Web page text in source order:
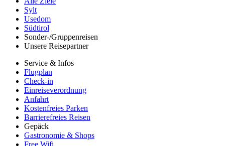
Sylt
Usedom
Südtirol
Sonder-/Gruppenreisen
Unsere Reisepartner
Service & Infos
Flugplan
Check-in
Einreiseverordnung
Anfahrt
Kostenfreies Parken
Barrierefreies Reisen
Gepäck
Gastronomie & Shops
Free Wifi